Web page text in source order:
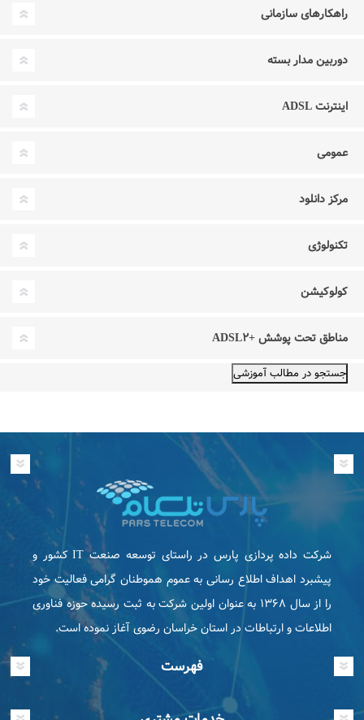
راهکارهای سازمانی
دوربین مدار بسته
اینترنت ADSL
عمومی
مرکز دانلود
تکنولوژی
کولوکیشن
مناطق تحت پوشش +ADSL۲
شرکت داده پردازی پارس در راستای توسعه صنعت IT كشور و
پیشبرد اهداف اطلاع رسانی به عموم هموطنان گرامی فعاليت خود
را از سال ۱۳۶۸ به عنوان اولین شرکت به ثبت رسیده حوزه فناوری
اطلاعات و ارتباطات در استان خراسان رضوی آغاز نموده است.
فهرست